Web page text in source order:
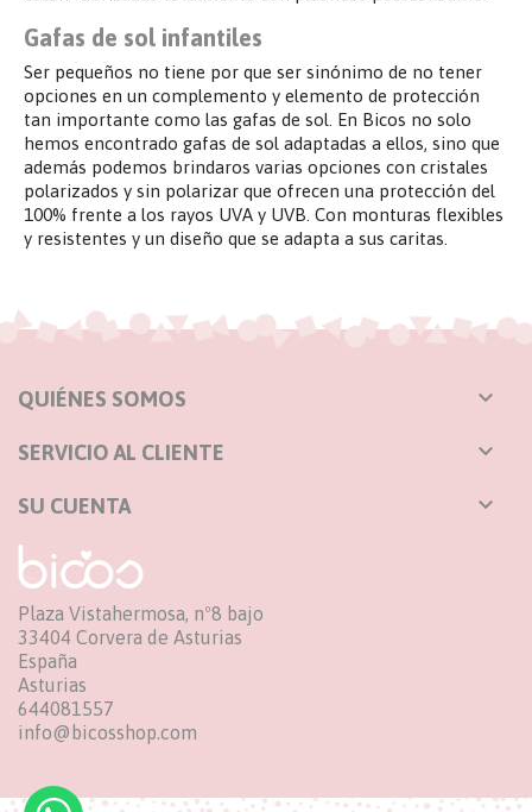
Gafas de sol infantiles
Ser pequeños no tiene por que ser sinónimo de no tener
opciones en un complemento y elemento de protección
tan importante como las gafas de sol. En Bicos no solo
hemos encontrado gafas de sol adaptadas a ellos, sino que
además podemos brindaros varias opciones con cristales
polarizados y sin polarizar que ofrecen una protección del
100% frente a los rayos UVA y UVB. Con monturas flexibles
y resistentes y un diseño que se adapta a sus caritas.
QUIÉNES SOMOS 
SERVICIO AL CLIENTE 
SU CUENTA 
Plaza Vistahermosa, nº8 bajo
33404 Corvera de Asturias
España
Asturias
644081557
info@bicosshop.com